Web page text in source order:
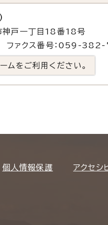
戸一丁目18番18号
ァクス番号：059-
ムをご利用ください。
個人情報保護 アクセシ